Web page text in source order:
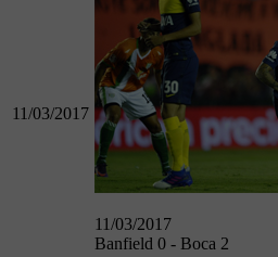
11/03/2017
11/03/2017
Banfield 0 - Boca 2